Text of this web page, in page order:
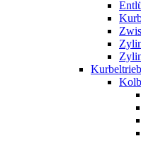
Kurbeltrieb